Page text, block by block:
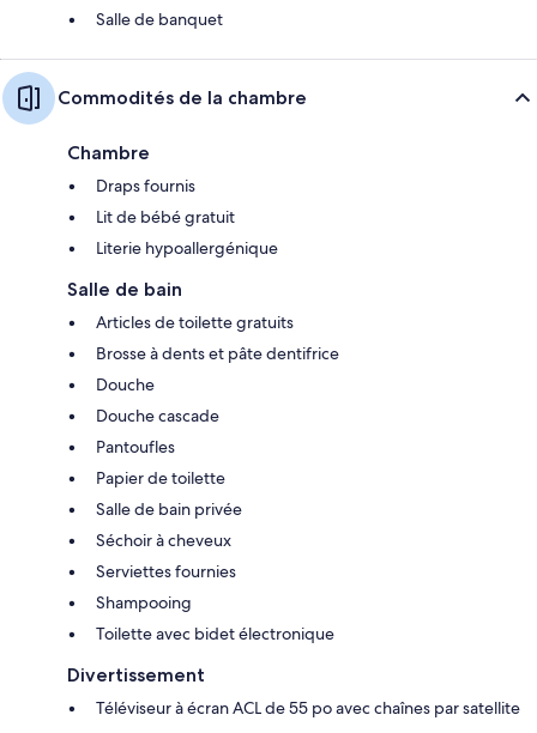
Salle de banquet
Commodités de la chambre
Chambre
Draps fournis
Lit de bébé gratuit
Literie hypoallergénique
Salle de bain
Articles de toilette gratuits
Brosse à dents et pâte dentifrice
Douche
Douche cascade
Pantoufles
Papier de toilette
Salle de bain privée
Séchoir à cheveux
Serviettes fournies
Shampooing
Toilette avec bidet électronique
Divertissement
Téléviseur à écran ACL de 55 po avec chaînes par satellite